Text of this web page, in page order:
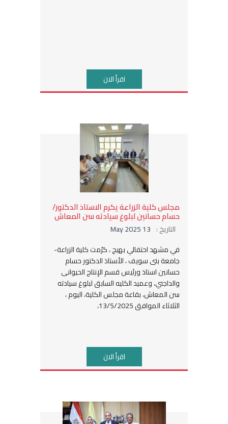
اقرأ الان
مجلس كلية الزراعة يكرم الاستاذ الدكتور/
حسام حسانين لبلوغ سيادته سن المعاش
التاريخ : 13 May 2025
في مشهد احتفالي بهيج ، كرّمت كلية الزراعة-
جامعة بنى سويف ، الأستاذ الدكتور حسام
حسانين استاذ ورئيس قسم الإنتاج الحيوانى
والداجني، وعميد الكليه السابق لبلوغ سيادته
سن المعاش، بقاعة مجلس الكلية، اليوم ،
الثلاثاء الموافق 13/5/2025،
اقرأ الان